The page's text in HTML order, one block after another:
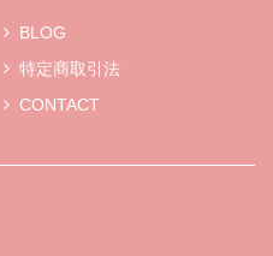
BLOG
特定商取引法
CONTACT